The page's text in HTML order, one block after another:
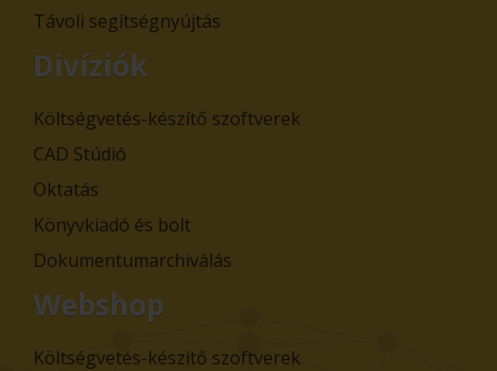
Távoli segítségnyújtás
Divíziók
Költségvetés-készítő szoftverek
CAD Stúdió
Oktatás
Könyvkiadó és bolt
Dokumentumarchiválás
Webshop
Költségvetés-készítő szoftverek